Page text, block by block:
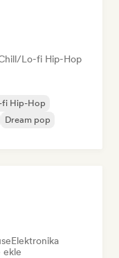
Lo-fi Hip-Hop
Hip-Hop
Dream pop
Elektronika
ekle